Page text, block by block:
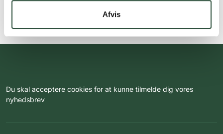
Afvis
Du skal acceptere cookies for at kunne tilmelde dig vores
nyhedsbrev